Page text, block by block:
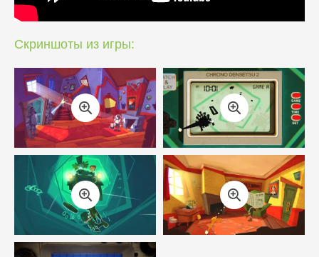
Скриншоты из игры: